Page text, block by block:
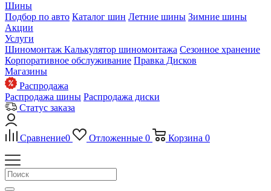
Шины
Подбор по авто Каталог шин Летние шины Зимние шины
Акции
Услуги
Шиномонтаж Калькулятор шиномонтажа Сезонное хранение
Корпоративное обслуживание Правка Дисков
Магазины
Распродажа
Распродажа шины Распродажа диски
Статус заказа
Сравнение0 Отложенные 0 Корзина 0